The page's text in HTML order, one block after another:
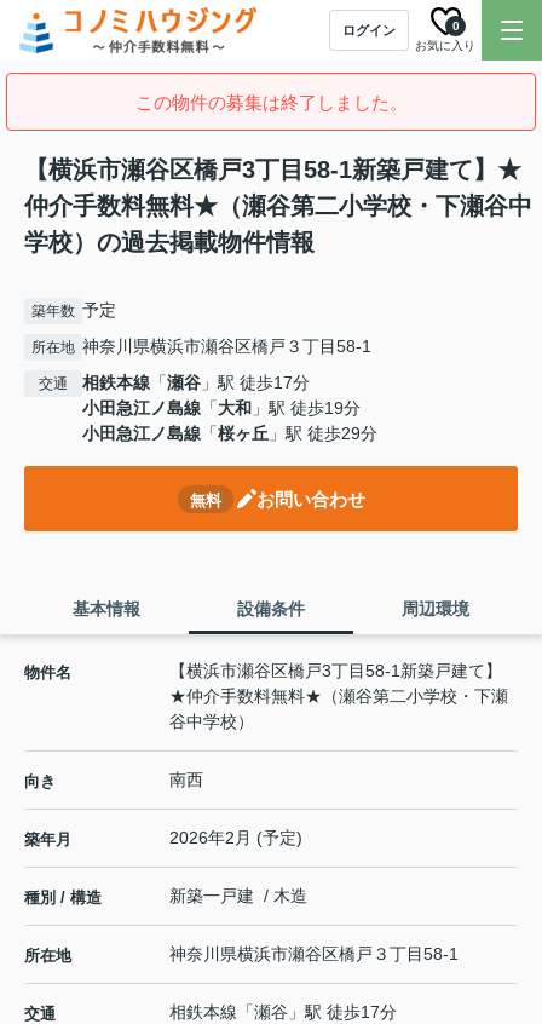
ログイン
お気に入り
0
この物件の募集は終了しました。
【横浜市瀬谷区橋戸3丁目58-1新築戸建て】★
仲介手数料無料★（瀬谷第二小学校・下瀬谷中
学校）の過去掲載物件情報
築年数 予定
所在地 神奈川県横浜市瀬谷区橋戸３丁目58-1
交通 相鉄本線 「瀬谷 」駅 徒歩17分
小田急江ノ島線 「大和 」駅 徒歩19分
小田急江ノ島線 「桜ヶ丘 」駅 徒歩29分
無料 お問い合わせ
基本情報 設備条件 周辺環境
物件名
【横浜市瀬谷区橋戸3丁目58-1新築戸建て】
★仲介手数料無料★（瀬谷第二小学校・下瀬
谷中学校）
向き 南西
築年月 2026年2月 (予定)
種別 / 構造 新築一戸建 / 木造
所在地 神奈川県横浜市瀬谷区橋戸 ３丁目58-1
交通 相鉄本線 「瀬谷 」駅 徒歩17分